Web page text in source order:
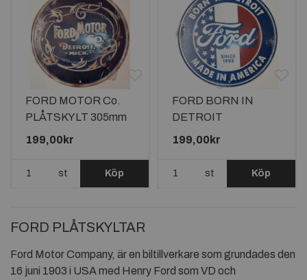
FORD MOTOR Co.
PLÅTSKYLT 305mm
199,00kr
st Köp
FORD BORN IN
DETROIT
PLÅTSKYLT
199,00kr
st Köp
FORD PLÅTSKYLTAR
Ford Motor Company, är en biltillverkare som grundades den
16 juni 1903 i USA med Henry Ford som VD och